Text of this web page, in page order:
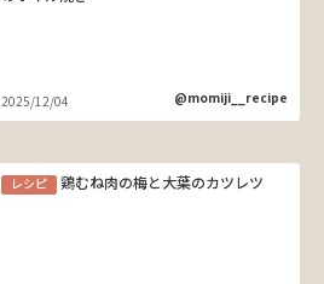
2025/12/04 @momiji__recipe
レシピ 鶏むね肉の梅と大葉のカツレツ